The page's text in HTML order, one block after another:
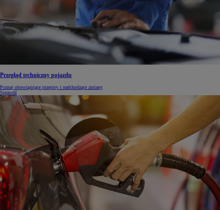
Przegląd techniczny pojazdu
Poznaj obowiązujące przepisy i nadchodzące zmiany
Sprawdź